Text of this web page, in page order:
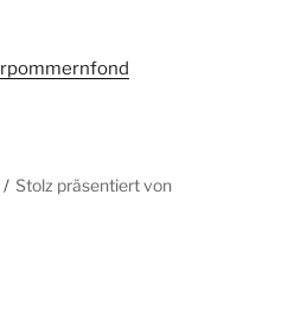
Stolz präsentiert von